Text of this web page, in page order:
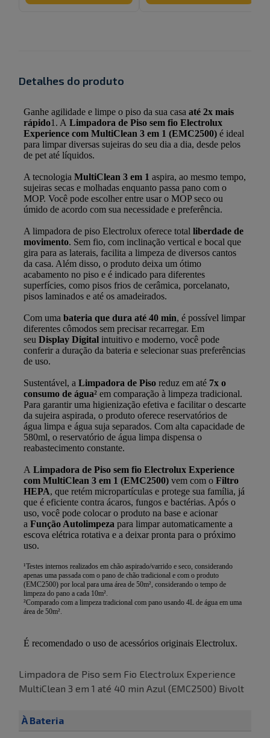
Detalhes do produto
Limpadora de Piso sem Fio Electrolux Experience
MultiClean 3 em 1 até 40 min Azul (EMC2500) Bivolt
À Bateria